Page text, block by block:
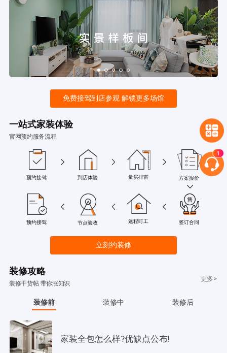
免费接驾到店参观 解锁更多场馆
一站式家装体验
官网预约服务流程
预约接驾 到店体验 量房排雷 方案报价
预约接驾 节点验收 远程盯工 签订合同
立刻约装修
装修攻略
装修干货帖 带你涨知识
更多>
装修前 装修中 装修后
家装全包怎么样?优缺点公布!